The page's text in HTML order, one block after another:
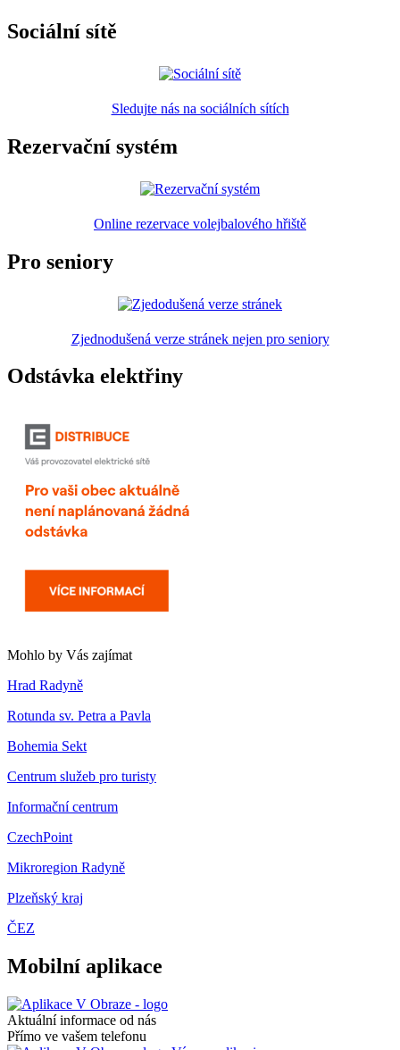
Sociální sítě
Sledujte nás na sociálních sítích
Rezervační systém
Online rezervace volejbalového hřiště
Pro seniory
Zjednodušená verze stránek nejen pro seniory
Odstávka elektřiny
Mohlo by Vás zajímat
Hrad Radyně
Rotunda sv. Petra a Pavla
Bohemia Sekt
Centrum služeb pro turisty
Informační centrum
CzechPoint
Mikroregion Radyně
Plzeňský kraj
ČEZ
Mobilní aplikace
Aktuální informace od nás
Přímo ve vašem telefonu